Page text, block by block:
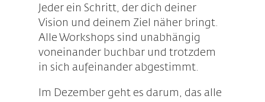
Jeder ein Schritt, der dich deiner
Vision und deinem Ziel näher bringt.
Alle Workshops sind unabhängig
voneinander buchbar und trotzdem
in sich aufeinander abgestimmt.
Im Dezember geht es darum, das alle